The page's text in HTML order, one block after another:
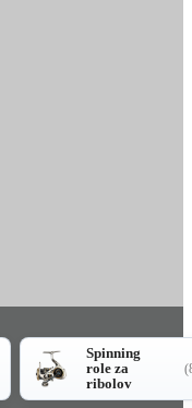
Spinning
role za
ribolov